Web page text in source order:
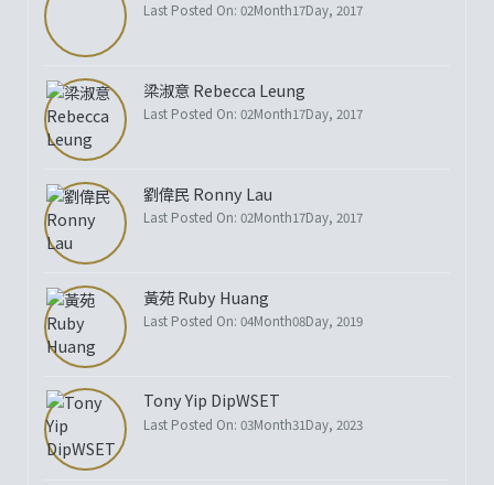
Last Posted On: 02Month17Day, 2017
梁淑意 Rebecca Leung
Last Posted On: 02Month17Day, 2017
劉偉民 Ronny Lau
Last Posted On: 02Month17Day, 2017
黃苑 Ruby Huang
Last Posted On: 04Month08Day, 2019
Tony Yip DipWSET
Last Posted On: 03Month31Day, 2023